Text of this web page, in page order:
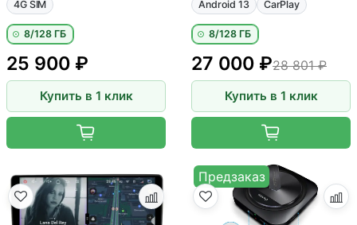
4G SIM
8/128 ГБ
25 900 ₽
Купить в 1 клик
Android 13 CarPlay
8/128 ГБ
28 801 ₽
27 000 ₽
Купить в 1 клик
Предзаказ